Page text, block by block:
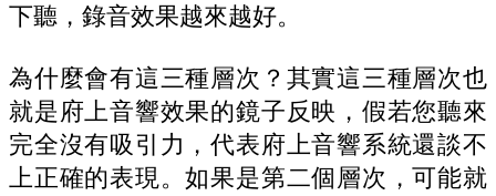
下聽，錄音效果越來越好。
為什麼會有這三種層次？其實這三種層次也
就是府上音響效果的鏡子反映，假若您聽來
完全沒有吸引力，代表府上音響系統還談不
上正確的表現。如果是第二個層次，可能就